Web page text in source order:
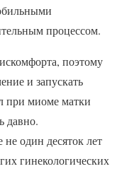
процессом.
поэтому
и запускать
при миоме матки
давно.
не один десяток лет
гинекологических